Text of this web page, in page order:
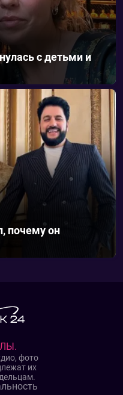
с детьми и
почему он
фото
их